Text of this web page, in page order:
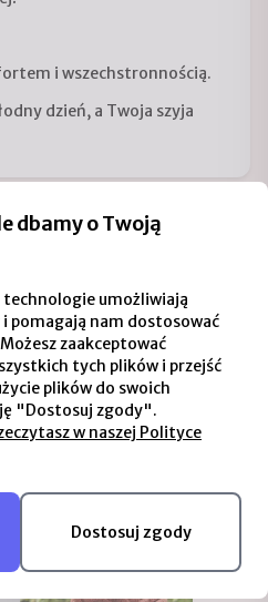
i wszechstronnością.
dzień, a Twoja szyja
dbamy o Twoją
technologie umożliwiają
pomagają nam dostosować
zaakceptować
tych plików i przejść
plików do swoich
"Dostosuj zgody".
w naszej Polityce
Dostosuj zgody